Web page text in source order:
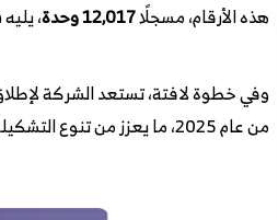
هذه الأرقام، مسجلًا12,017 وحدة ، يليه
وفي خطوة لافتة، تستعد الشركة
من عام 2025، ما يعزز من تنوع التشكيلة ويساهم في توسيع قاعدة المستخدمين.